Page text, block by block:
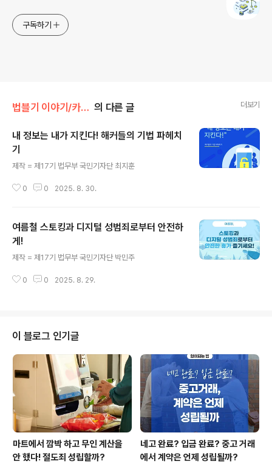
구독하기
법블기 이야기/카드로 본 법 의 다른 글 더보기
내 정보는 내가 지킨다! 해커들의 기법 파헤치
기
제작 = 제17기 법무부 국민기자단 최지훈
0 0 2025. 8. 30.
여름철 스토킹과 디지털 성범죄로부터 안전하
게!
제작 = 제17기 법무부 국민기자단 박민주
0 0 2025. 8. 29.
이 블로그 인기글
마트에서 깜박 하고 무인 계산을
안 했다! 절도죄 성립할까?
네고 완료? 입금 완료? 중고 거래
에서 계약은 언제 성립될까?